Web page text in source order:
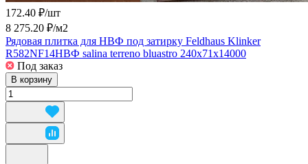
172.40 ₽/шт
8 275.20 ₽/м2
Рядовая плитка для НВФ под затирку Feldhaus Klinker
R582NF14НВФ salina terreno bluastro 240х71х14000
Под заказ
В корзину